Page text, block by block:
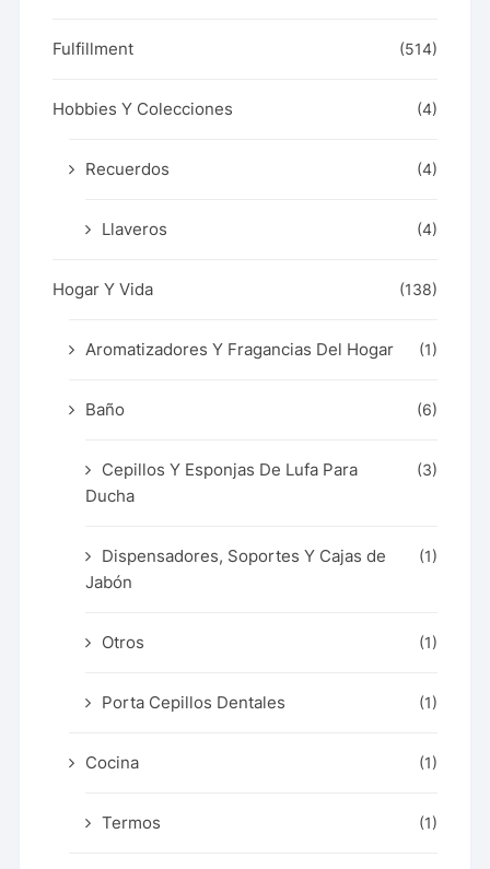
Fulfillment (514)
Hobbies Y Colecciones (4)
Recuerdos (4)
Llaveros (4)
Hogar Y Vida (138)
Aromatizadores Y Fragancias Del Hogar (1)
Baño (6)
Cepillos Y Esponjas De Lufa Para
Ducha
(3)
Dispensadores, Soportes Y Cajas de
Jabón
(1)
Otros (1)
Porta Cepillos Dentales (1)
Cocina (1)
Termos (1)